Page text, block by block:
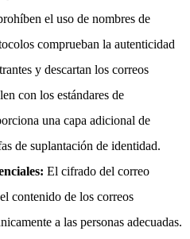
el uso de nombres de
comprueban la autenticidad
y descartan los correos
con los estándares de
una capa adicional de
de suplantación de identidad.
El cifrado del correo
contenido de los correos
a las personas adecuadas.